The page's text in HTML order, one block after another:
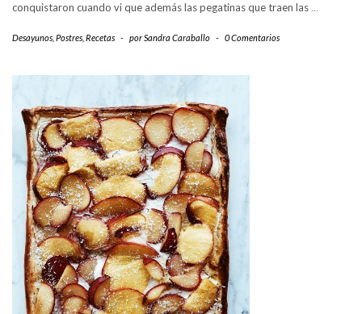
conquistaron cuando vi que además las pegatinas que traen las …
Desayunos Postres Recetas - porSandra Caraballo - 0 Comentarios